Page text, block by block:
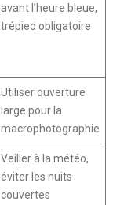
avant l’heure bleue,
trépied obligatoire
Utiliser ouverture
large pour la
macrophotographie
Veiller à la météo,
éviter les nuits
couvertes